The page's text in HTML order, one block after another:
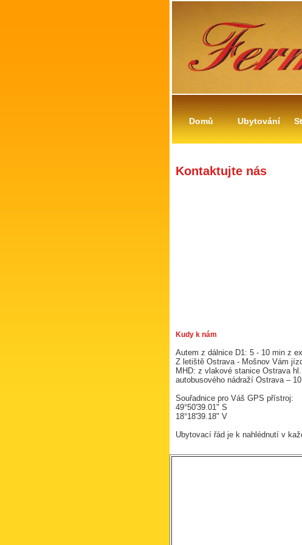
Domů Ubytování
Kontaktujte nás
Kudy k nám
Autem z dálnice D1: 5 - 10 min z
Z letiště Ostrava - Mošnov Vám
MHD: z vlakové stanice Ostrava
autobusového nádraží Ostrava –
Souřadnice pro Váš GPS přístroj:
49°50'39.01" S
18°18'39.18" V
Ubytovací řád je k nahlédnutí v